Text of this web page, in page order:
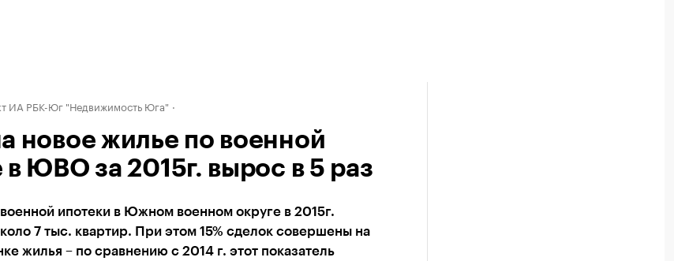
ИА РБК-Юг "Недвижимость Юга"
новое жилье по военной
в ЮВО за 2015г. вырос в 5 раз
ипотеки в Южном военном округе в 2015г.
7 тыс. квартир. При этом 15% сделок совершены на
жилья – по сравнению с 2014 г. этот показатель